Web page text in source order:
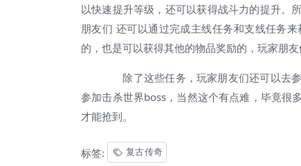
以快速提升等级，还可以获得战斗力的提升。
朋友们 还可以通过完成主线任务和支线任务
的，也是可以获得其他的物品奖励的，玩家朋友
除了这些任务，玩家朋友们还可以去参
参加击杀世界boss，当然这个有点难，毕竟很
才能抢到。
标签: 复古传奇